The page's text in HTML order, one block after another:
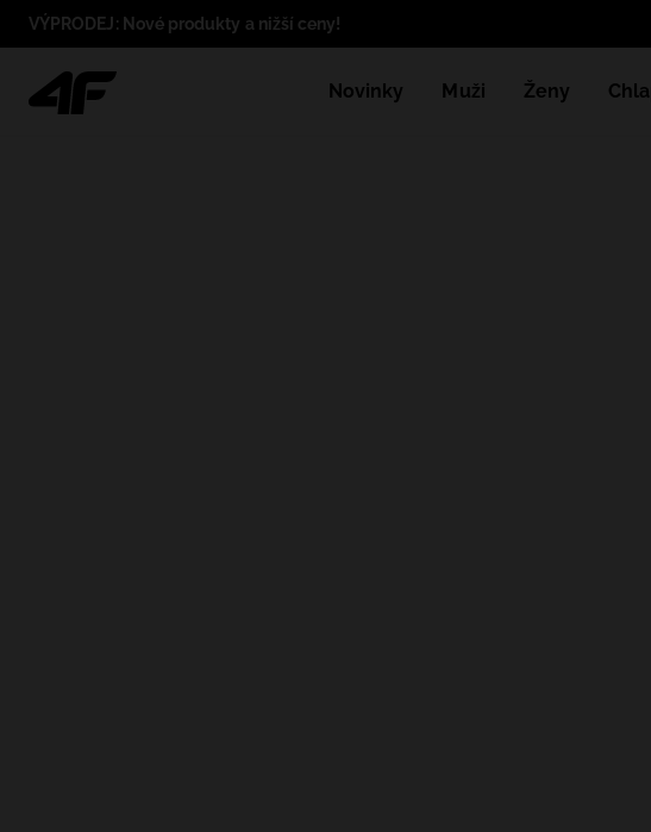
VÝPRODEJ: Nové produkty a nižší ceny!
Novinky Muži Ženy